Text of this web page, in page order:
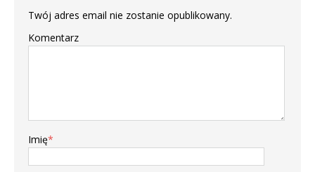
Twój adres email nie zostanie opublikowany.
Komentarz
Imię*